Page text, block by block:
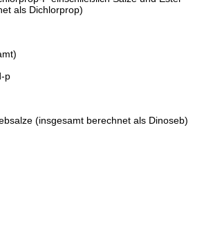
als Dichlorprop)
p
(insgesamt berechnet als Dinoseb)